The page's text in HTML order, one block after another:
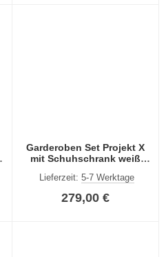
Garderoben Set Projekt X
mit Schuhschrank weiß
Lieferzeit:5-7 Werktage
279,00 €